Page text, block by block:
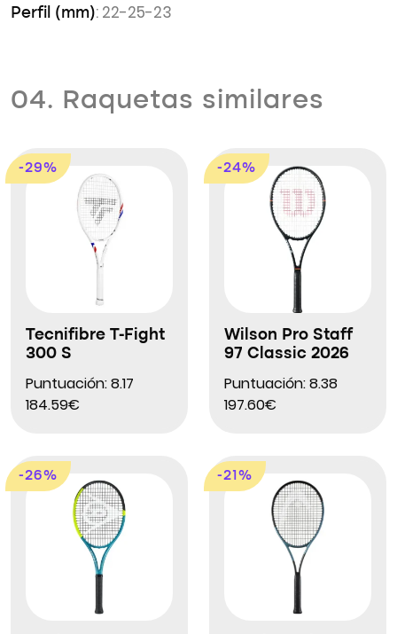
Perfil (mm): 22-25-23
04. Raquetas similares
-29%
Tecnifibre T-Fight
300 S
Puntuación: 8.17
184.59€
-24%
Wilson Pro Staff
97 Classic 2026
Puntuación: 8.38
197.60€
-26% -21%